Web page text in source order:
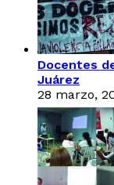
Docentes
Juárez
28 marzo,